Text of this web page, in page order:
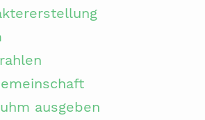
ausgeben